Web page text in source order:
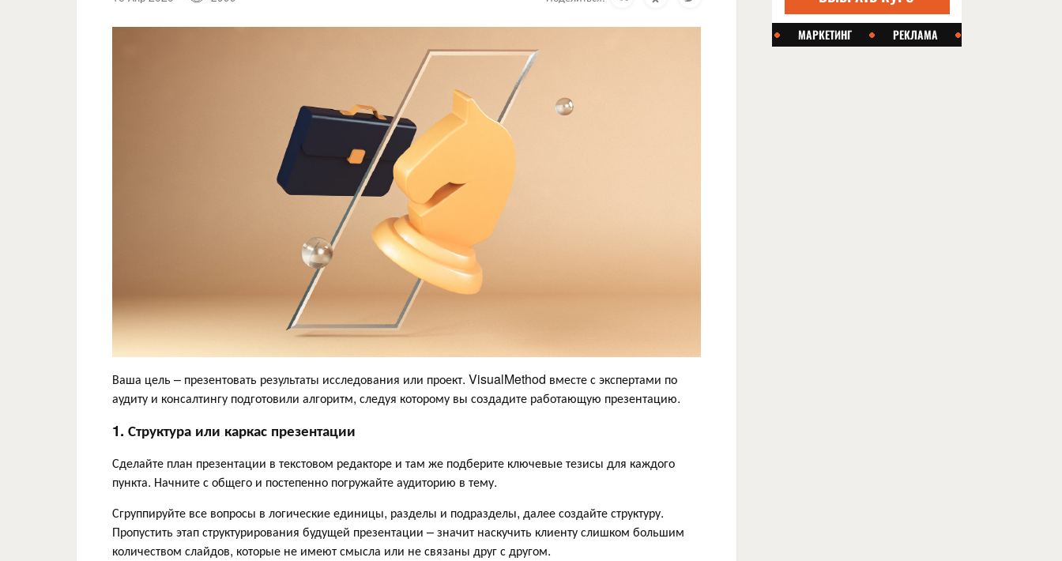
Ваша цель – презентовать результаты исследования или проект. VisualMethod вместе с экспертами по
аудиту и консалтингу подготовили алгоритм, следуя которому вы создадите работающую презентацию.
1. Структура или каркас презентации
Сделайте план презентации в текстовом редакторе и там же подберите ключевые тезисы для каждого
пункта. Начните с общего и постепенно погружайте аудиторию в тему.
Сгруппируйте все вопросы в логические единицы, разделы и подразделы, далее создайте структуру.
Пропустить этап структурирования будущей презентации – значит наскучить клиенту слишком большим
количеством слайдов, которые не имеют смысла или не связаны друг с другом.